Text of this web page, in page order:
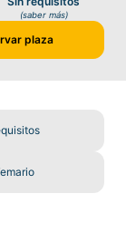
(saber más)
plaza